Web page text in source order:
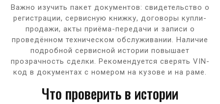
Важно изучить пакет документов: свидетельство о
регистрации, сервисную книжку, договоры купли-
продажи, акты приёма-передачи и записи о
проведённом техническом обслуживании. Наличие
подробной сервисной истории повышает
прозрачность сделки. Рекомендуется сверять VIN-
код в документах с номером на кузове и на раме.
Что проверить в истории